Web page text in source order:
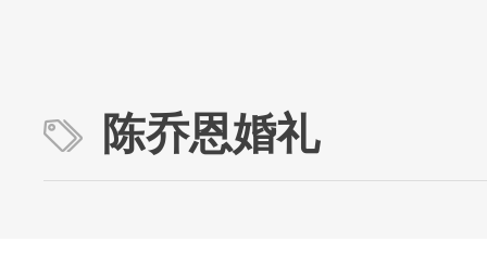
陈乔恩婚礼